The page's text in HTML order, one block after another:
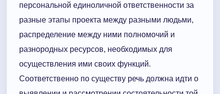
персональной единоличной ответственности за
разные этапы проекта между разными людьми,
распределение между ними полномочий и
разнородных ресурсов, необходимых для
осуществления ими своих функций.
Соответственно по существу речь должна идти о